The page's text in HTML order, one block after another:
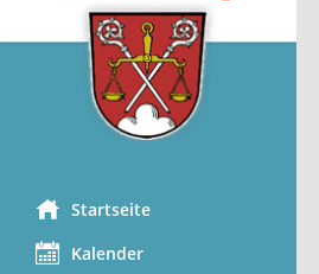
Startseite
Kalender